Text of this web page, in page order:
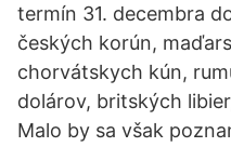
termín 31. decembra
českých korún,
chorvátskych kún,
dolárov, britských
Malo by sa však